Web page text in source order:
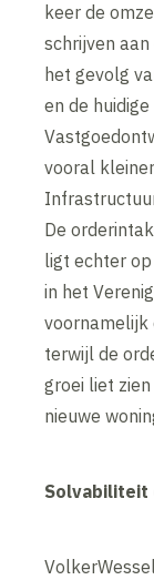
keer de
schrijven
het gevolg
en de
vooral
De
ligt echter
in het
voornamelijk
terwijl de
groei liet
nieuwe
Solvabiliteit